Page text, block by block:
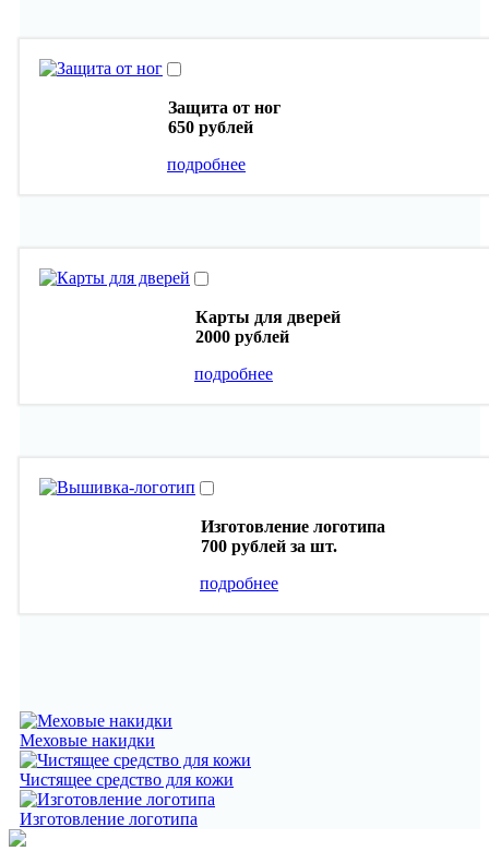
Защита от ног
650 рублей
подробнее
Карты для дверей
2000 рублей
подробнее
Изготовление логотипа
700 рублей за шт.
подробнее
Меховые накидки
Чистящее средство для кожи
Изготовление логотипа